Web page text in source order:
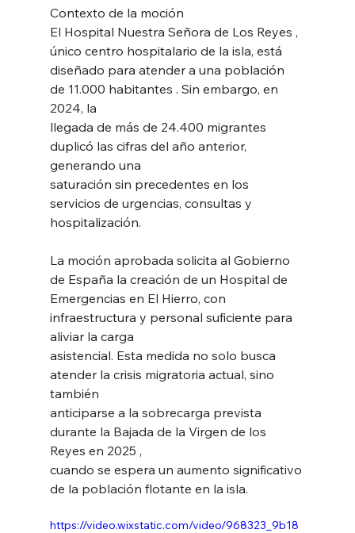
Contexto de la moción
El Hospital Nuestra Señora de Los Reyes ,
único centro hospitalario de la isla, está
diseñado para atender a una población
de 11.000 habitantes . Sin embargo, en
2024, la
llegada de más de 24.400 migrantes
duplicó las cifras del año anterior,
generando una
saturación sin precedentes en los
servicios de urgencias, consultas y
hospitalización.
La moción aprobada solicita al Gobierno
de España la creación de un Hospital de
Emergencias en El Hierro, con
infraestructura y personal suficiente para
aliviar la carga
asistencial. Esta medida no solo busca
atender la crisis migratoria actual, sino
también
anticiparse a la sobrecarga prevista
durante la Bajada de la Virgen de los
Reyes en 2025 ,
cuando se espera un aumento significativo
de la población flotante en la isla.
https://video.wixstatic.com/video/968323_9b18